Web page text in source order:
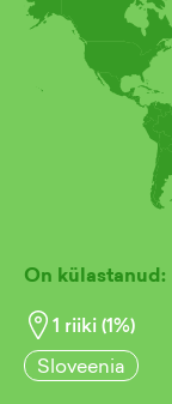
On külastanud:
1 riiki (1%)
Sloveenia